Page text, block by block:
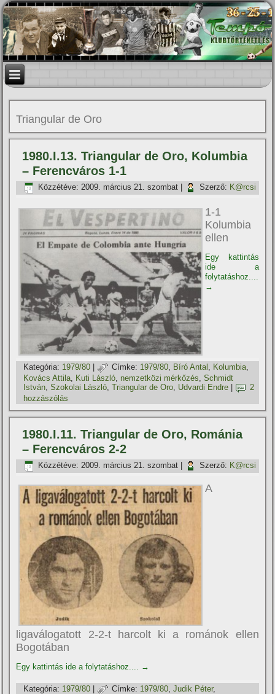
Triangular de Oro
1980.I.13. Triangular de Oro, Kolumbia
– Ferencváros 1-1
Közzétéve: 2009. március 21. szombat Szerző: K@rcsi
1-1
Kolumbia
ellen
Egy kattintás
ide a
folytatáshoz....
→
Kategória: 1979/80 | Címke: 1979/80, Bí­ró Antal , Kolumbia,
Kovács Attila Kuti László nemzetközi mérkőzés ,Schmidt
István,Szokolai László,Triangular de Oro, Udvardi Endre
2
hozzászólás
1980.I.11. Triangular de Oro, Románia
– Ferencváros 2-2
Közzétéve: 2009. március 21. szombat Szerző: K@rcsi
A
ligaválogatott 2-2-t harcolt ki a románok ellen
Bogotában
Egy kattintás ide a folytatáshoz.... →
Kategória: 1979/80 Címke: 1979/80 ,Judik Péter,